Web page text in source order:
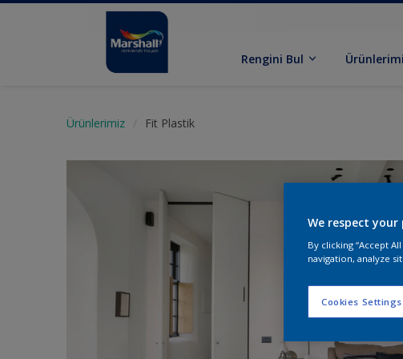
Rengini Bul
Ürünlerimiz Fit Plastik
We respect your
By clicking “Accept
navigation, analyze
Cookies Settings